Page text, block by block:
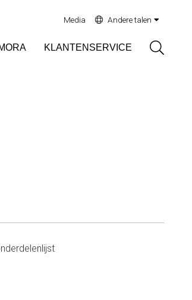
Media Andere talen
KLANTENSERVICE